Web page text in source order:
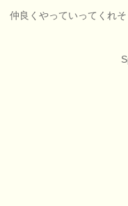
仲良くやっていってくれそ